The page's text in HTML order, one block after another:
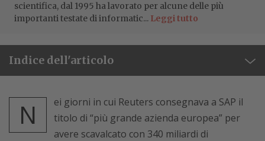
scientifica, dal 1995 ha lavorato per alcune delle più
importanti testate di informatic... Leggi tutto
Indice dell'articolo
N
ei giorni in cui Reuters consegnava a SAP il
titolo di “più grande azienda europea” per
avere scavalcato con 340 miliardi di